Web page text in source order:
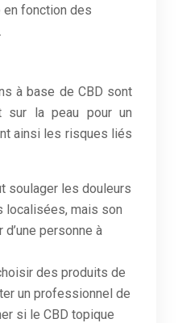
en fonction des
à base de CBD sont
sur la peau pour un
ainsi les risques liés
soulager les douleurs
localisées, mais son
personne à
des produits de
un professionnel de
si le CBD topique